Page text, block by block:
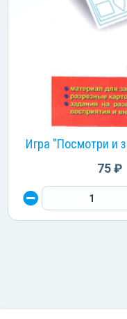
Игра "Посмотри и
75 ₽